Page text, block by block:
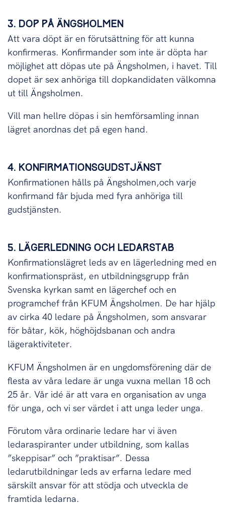
3. DOP PÅ ÄNGSHOLMEN
Att vara döpt är en förutsättning för att kunna
konfirmeras. Konfirmander som inte är döpta har
möjlighet att döpas ute på Ängsholmen, i havet. Till
dopet är sex anhöriga till dopkandidaten välkomna
ut till Ängsholmen.
Vill man hellre döpas i sin hemförsamling innan
lägret anordnas det på egen hand.
4. KONFIRMATIONSGUDSTJÄNST
Konfirmationen hålls på Ängsholmen,och varje
konfirmand får bjuda med fyra anhöriga till
gudstjänsten.
5. LÄGERLEDNING OCH LEDARSTAB
Konfirmationslägret leds av en lägerledning med en
konfirmationspräst, en utbildningsgrupp från
Svenska kyrkan samt en lägerchef och en
programchef från KFUM Ängsholmen. De har hjälp
av cirka 40 ledare på Ängsholmen, som ansvarar
för båtar, kök, höghöjdsbanan och andra
lägeraktiviteter.
KFUM Ängsholmen är en ungdomsförening där de
flesta av våra ledare är unga vuxna mellan 18 och
25 år. Vår idé är att vara en organisation av unga
för unga, och vi ser värdet i att unga leder unga.
Förutom våra ordinarie ledare har vi även
ledaraspiranter under utbildning, som kallas
”skeppisar” och ”praktisar”. Dessa
ledarutbildningar leds av erfarna ledare med
särskilt ansvar för att stödja och utveckla de
framtida ledarna.